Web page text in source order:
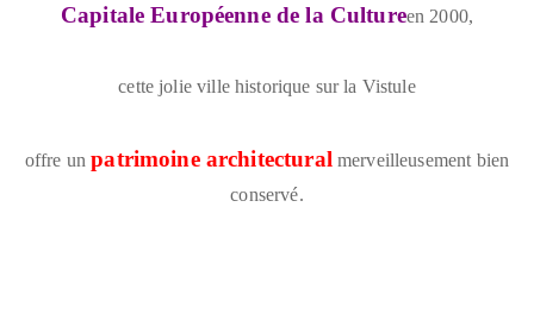
Capitale Européenne de la Cultureen 2000,
cette jolie ville historique sur la Vistule
offre un patrimoine architectural merveilleusement bien
conservé.